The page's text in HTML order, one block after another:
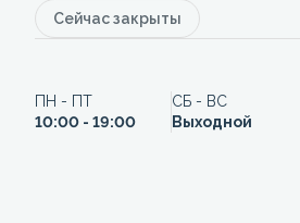
Сейчас закрыты
ПН - ПТ
10:00 - 19:00
СБ - ВС
Выходной